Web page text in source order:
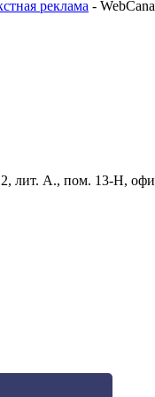
реклама -
лит. А., пом. 13-Н,